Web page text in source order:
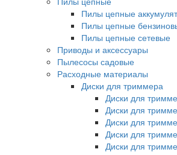
Пилы цепные
Пилы цепные
Пилы цепные сетевые
Приводы и аксессуары
Пылесосы садовые
Расходные материалы
Диски для триммера
Диски для
Диски для
Диски для
Диски для
Диски для